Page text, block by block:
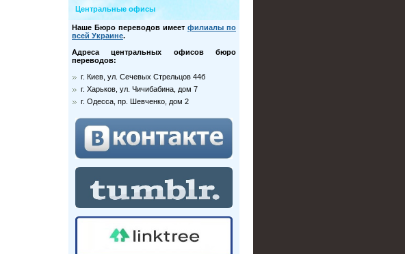
Центральные офисы
Наше Бюро переводов имеет филиалы по
всей Украине.
Адреса центральных офисов бюро
переводов:
г. Киев, ул. Сечевых Стрельцов 44б
г. Харьков, ул. Чичибабина, дом 7
г. Одесса, пр. Шевченко, дом 2